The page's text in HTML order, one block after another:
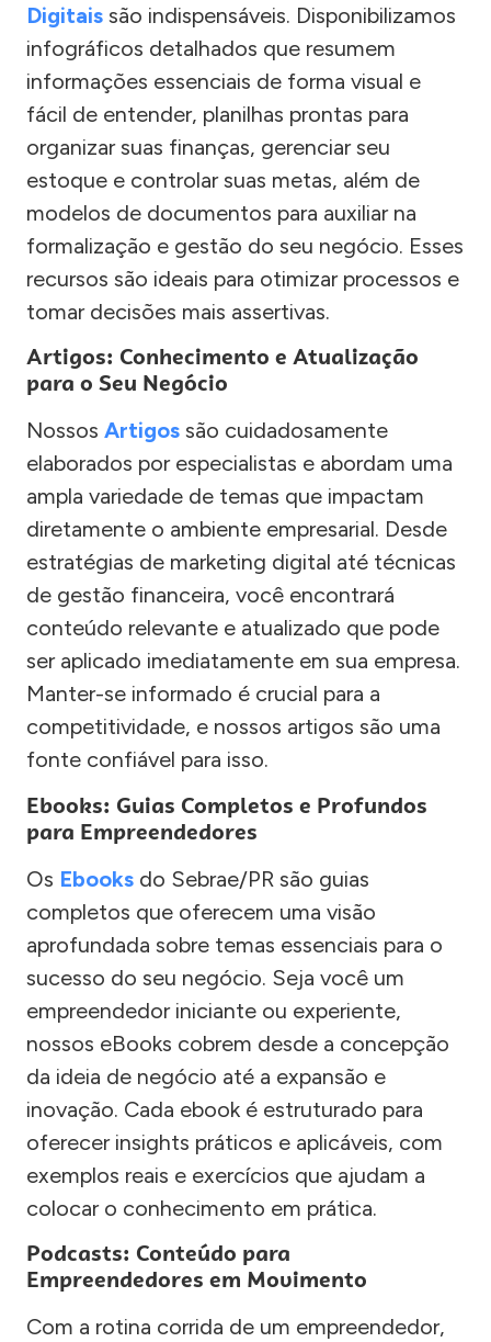
Digitais são indispensáveis. Disponibilizamos
infográficos detalhados que resumem
informações essenciais de forma visual e
fácil de entender, planilhas prontas para
organizar suas finanças, gerenciar seu
estoque e controlar suas metas, além de
modelos de documentos para auxiliar na
formalização e gestão do seu negócio. Esses
recursos são ideais para otimizar processos e
tomar decisões mais assertivas.
Artigos: Conhecimento e Atualização
para o Seu Negócio
Nossos Artigos são cuidadosamente
elaborados por especialistas e abordam uma
ampla variedade de temas que impactam
diretamente o ambiente empresarial. Desde
estratégias de marketing digital até técnicas
de gestão financeira, você encontrará
conteúdo relevante e atualizado que pode
ser aplicado imediatamente em sua empresa.
Manter-se informado é crucial para a
competitividade, e nossos artigos são uma
fonte confiável para isso.
Ebooks: Guias Completos e Profundos
para Empreendedores
Os Ebooks do Sebrae/PR são guias
completos que oferecem uma visão
aprofundada sobre temas essenciais para o
sucesso do seu negócio. Seja você um
empreendedor iniciante ou experiente,
nossos eBooks cobrem desde a concepção
da ideia de negócio até a expansão e
inovação. Cada ebook é estruturado para
oferecer insights práticos e aplicáveis, com
exemplos reais e exercícios que ajudam a
colocar o conhecimento em prática.
Podcasts: Conteúdo para
Empreendedores em Movimento
Com a rotina corrida de um empreendedor,